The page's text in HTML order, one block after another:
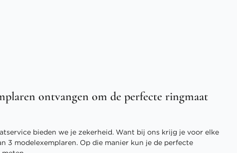
ontvangen om de perfecte ringmaat
bieden we je zekerheid. Want bij ons krijg je voor elke
3 modelexemplaren. Op die manier kun je de perfecte